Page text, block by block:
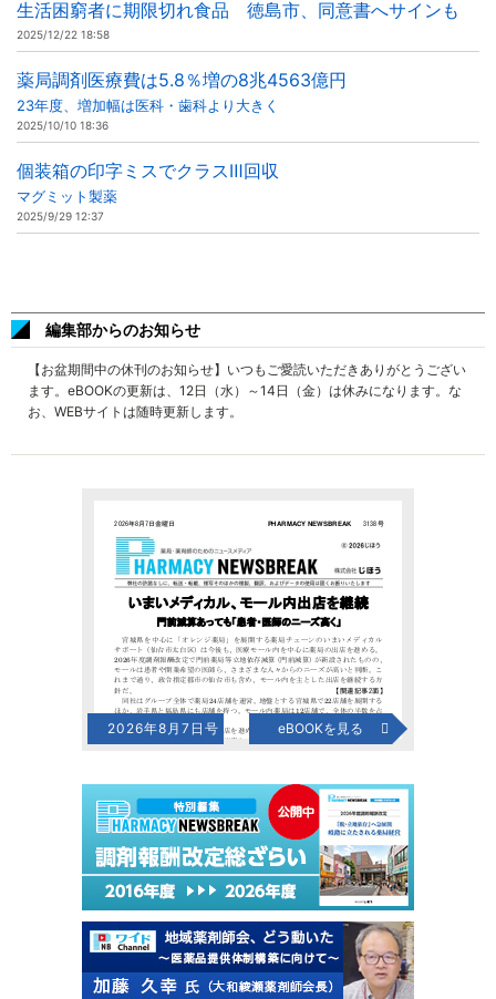
生活困窮者に期限切れ食品 徳島市、同意書へサインも
2025/12/22 18:58
薬局調剤医療費は5.8％増の8兆4563億円
23年度、増加幅は医科・歯科より大きく
2025/10/10 18:36
個装箱の印字ミスでクラスⅢ回収
マグミット製薬
2025/9/29 12:37
編集部からのお知らせ
【お盆期間中の休刊のお知らせ】いつもご愛読いただきありがとうござい
ます。eBOOKの更新は、12日（水）～14日（金）は休みになります。な
お、WEBサイトは随時更新します。
2026年8月7日号 eBOOKを見る